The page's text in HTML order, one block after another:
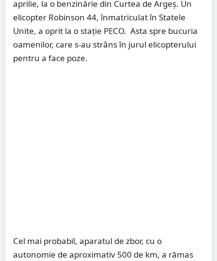
aprilie, la o benzinărie din Curtea de Argeș. Un
elicopter Robinson 44, înmatriculat în Statele
Unite, a oprit la o stație PECO. Asta spre bucuria
oamenilor, care s-au strâns în jurul elicopterului
pentru a face poze.
Cel mai probabil, aparatul de zbor, cu o
autonomie de aproximativ 500 de km, a rămas